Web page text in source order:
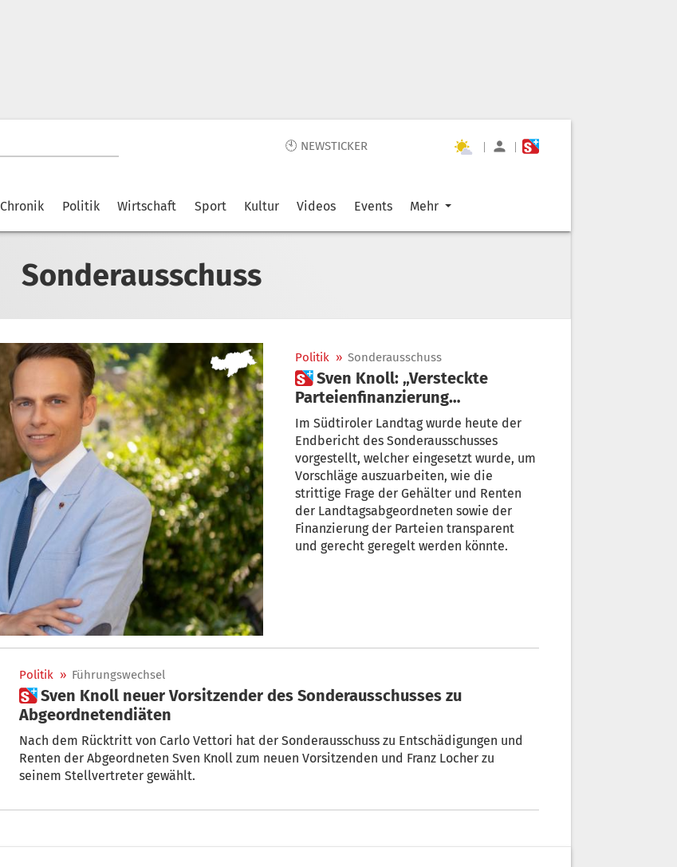
🕙 NEWSTICKER | |
Chronik Politik Wirtschaft Sport Kultur Videos Events Mehr
Sonderausschuss
Politik » Sonderausschuss
 Sven Knoll: „Versteckte
Parteienfinanzierung
abschaffen“
Im Südtiroler Landtag wurde heute der
Endbericht des Sonderausschusses
vorgestellt, welcher eingesetzt wurde, um
Vorschläge auszuarbeiten, wie die
strittige Frage der Gehälter und Renten
der Landtagsabgeordneten sowie der
Finanzierung der Parteien transparent
und gerecht geregelt werden könnte.
Politik » Führungswechsel
 Sven Knoll neuer Vorsitzender des Sonderausschusses zu
Abgeordnetendiäten
Nach dem Rücktritt von Carlo Vettori hat der Sonderausschuss zu Entschädigungen und
Renten der Abgeordneten Sven Knoll zum neuen Vorsitzenden und Franz Locher zu
seinem Stellvertreter gewählt.